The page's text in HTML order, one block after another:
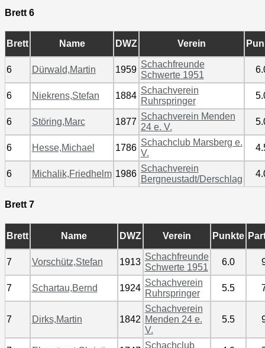
Brett 6
Brett Name DWZ Verein
6 Dürwald,Martin 1959
Schachfreunde
Schwerte 1951
6 Niekrens,Stefan 1884
Schachverein
Ruhrspringer
6 Störing,Marc 1877
Schachverein Menden
24 e. V.
6 Hesse,Michael 1786
Schachclub Marsberg e.
V.
6 Michalik,Friedhelm 1986
Schachverein
Bergneustadt/Derschlag
Brett 7
Brett Name DWZ Verein Punkte
7 Vorschütz,Stefan 1913
Schachfreunde
Schwerte 1951
6.0
7 Schartau,Bernd 1924
Schachverein
Ruhrspringer
5.5
7 Dirks,Martin 1842
Schachverein
Menden 24 e.
V.
5.5
Schachclub